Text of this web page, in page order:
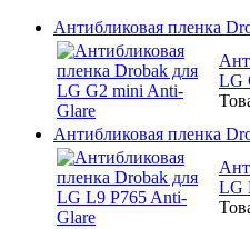
Антибликовая пленка
LG
Антибликовая пленка
LG